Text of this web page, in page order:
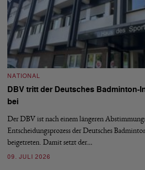
NATIONAL
DBV tritt der Deutsches Badminton-
bei
Der DBV ist nach einem längeren
Entscheidungsprozess der Deutsches
beigetreten. Damit setzt der…
09. JULI 2026